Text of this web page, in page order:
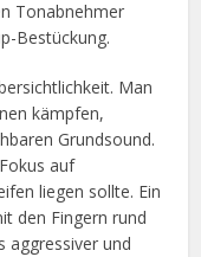
Tonabnehmer
Bestückung.
Man
kämpfen,
Grundsound.
auf
liegen sollte. Ein
den Fingern rund
aggressiver und